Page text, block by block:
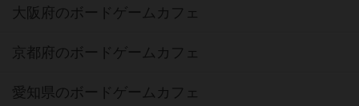
大阪府のボードゲームカフェ
京都府のボードゲームカフェ
愛知県のボードゲームカフェ